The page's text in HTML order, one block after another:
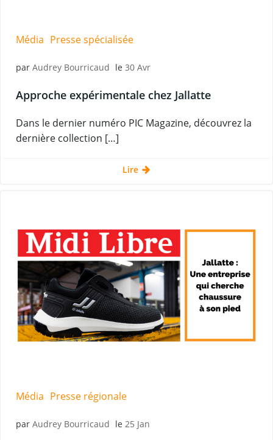
Média Presse spécialisée
par Audrey Bourricaud le 30 Avr
Approche expérimentale chez Jallatte
Dans le dernier numéro PIC Magazine, découvrez la
dernière collection […]
Lire
Média Presse régionale
par Audrey Bourricaud le 25 Jan